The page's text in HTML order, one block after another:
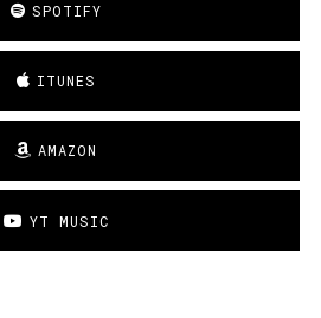
SPOTIFY
ITUNES
AMAZON
YT MUSIC